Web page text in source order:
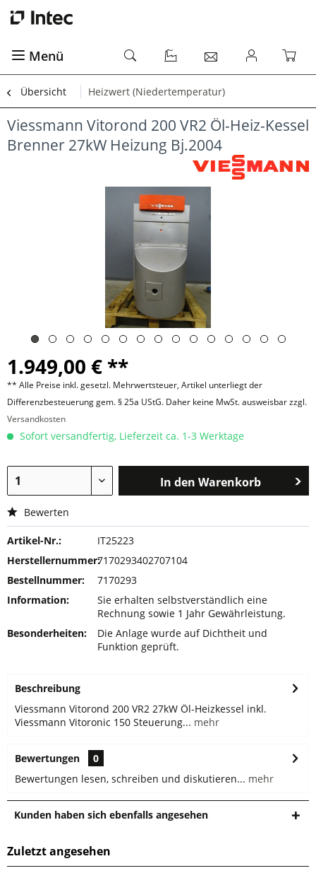
Menü
Übersicht Heizwert (Niedertemperatur)
Viessmann Vitorond 200 VR2 Öl-Heiz-Kessel
Brenner 27kW Heizung Bj.2004
1.949,00 € **
** Alle Preise inkl. gesetzl. Mehrwertsteuer, Artikel unterliegt der
Differenzbesteuerung gem. § 25a UStG. Daher keine MwSt. ausweisbar zzgl.
Versandkosten
Sofort versandfertig, Lieferzeit ca. 1-3 Werktage
In den Warenkorb
Bewerten
Artikel-Nr.:
IT25223
Herstellernummer:7170293402707104
Bestellnummer:
7170293
Information:
Sie erhalten selbstverständlich eine
Rechnung sowie 1 Jahr Gewährleistung.
Besonderheiten:
Die Anlage wurde auf Dichtheit und
Funktion geprüft.
Beschreibung
Viessmann Vitorond 200 VR2 27kW Öl-Heizkessel inkl.
Viessmann Vitoronic 150 Steuerung... mehr
Bewertungen
0
Bewertungen lesen, schreiben und diskutieren... mehr
Kunden haben sich ebenfalls angesehen
Zuletzt angesehen